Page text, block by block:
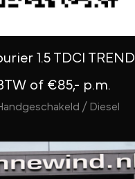
1.5 TDCI TREND
of €85,- p.m.
/ Diesel